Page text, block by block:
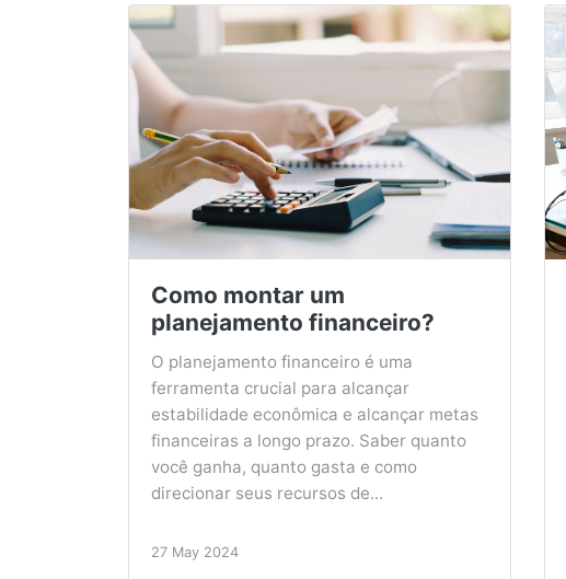
Como montar um
planejamento financeiro?
O planejamento financeiro é uma
ferramenta crucial para alcançar
estabilidade econômica e alcançar metas
financeiras a longo prazo. Saber quanto
você ganha, quanto gasta e como
direcionar seus recursos de...
27 May 2024